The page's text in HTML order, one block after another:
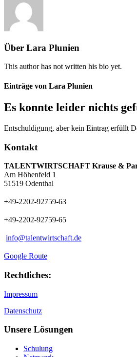
Über Lara Plunien
This author has not written his bio yet.
Einträge von Lara Plunien
Es konnte leider nichts
Entschuldigung, aber kein Eintrag erfüllt
Kontakt
TALENTWIRTSCHAFT Krause &
Am Höhenfeld 1
51519 Odenthal
+49-2202-92759-63
+49-2202-92759-65
info@talentwirtschaft.de
Google Route
Rechtliches:
Impressum
Datenschutz
Unsere Lösungen
Schulung